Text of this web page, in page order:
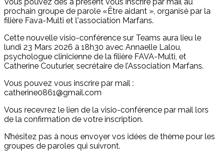
prochain groupe de parole «Être aidant », organisé par la
filière Fava-Multi et l'association Marfans.
Cette nouvelle visio-conférence sur Teams aura lieu le
lundi 23 Mars 2026 à 18h30 avec Annaelle Lalou,
psychologue clinicienne de la filière FAVA-Multi, et
Catherine Couturier, secrétaire de l’Association Marfans.
Vous pouvez vous inscrire par mail :
catherine0861@gmail.com
Vous recevrez le lien de la visio-conférence par mail lors
de la confirmation de votre inscription.
N’hésitez pas à nous envoyer vos idées de thème pour les
groupes de paroles qui suivront.